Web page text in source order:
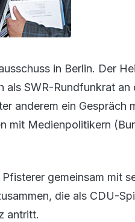
in Berlin. Der
als SWR-Rundfunkrat
anderem ein Gespräch
mit Medienpolitikern
gemeinsam mit
die als CDU-
antritt.